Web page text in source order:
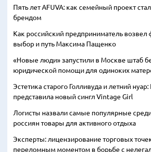
Пять лет AFUVA: как семейный проект
брендом
Как российский предприниматель возвел
выбор и путь Максима Пащенко
«Новые люди» запустили в Москве штаб
юридической помощи для одиноких
Эстетика старого Голливуда и летний
представила новый сингл Vintage Girl
Логисты назвали самые популярные
россиян товары для активного отдыха
Эксперты: лицензирование торговых
переломным моментом в борьбе с